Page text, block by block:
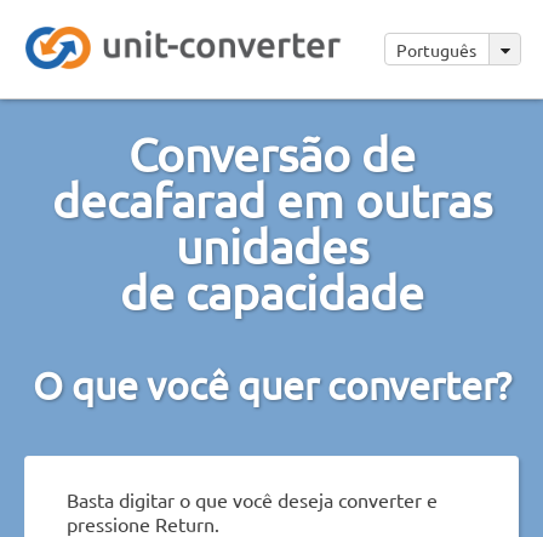
Português
Conversão de
decafarad em outras
unidades
de capacidade
O que você quer converter?
Basta digitar o que você deseja converter e
pressione Return.